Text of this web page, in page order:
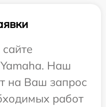
Наш
на Ваш запрос
работ